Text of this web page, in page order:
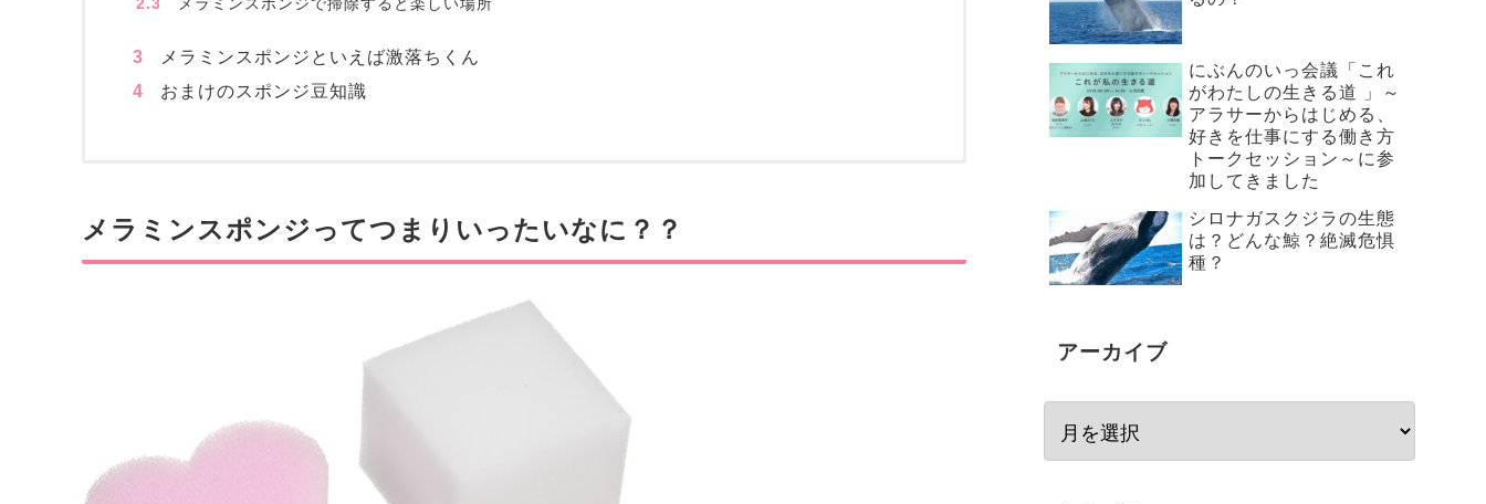
3
メラミンスポンジといえば激落ちくん
4
おまけのスポンジ豆知識
メラミンスポンジってつまりいったいなに？？
にぶんのいっ会議「これ
がわたしの生きる道 」～
アラサーからはじめる、
好きを仕事にする働き方
トークセッション～に参
加してきました
シロナガスクジラの生態
は？どんな鯨？絶滅危惧
種？
アーカイブ